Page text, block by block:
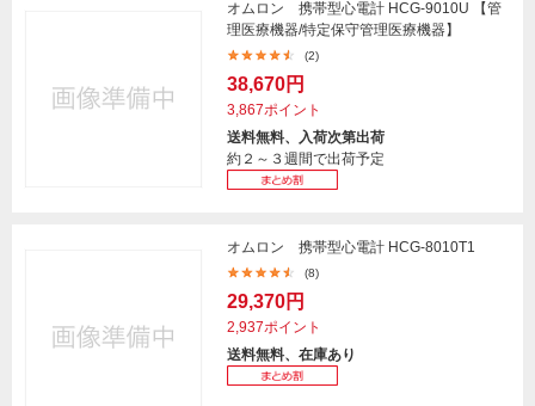
オムロン 携帯型心電計 HCG-9010U 【管
理医療機器/特定保守管理医療機器】
(2)
38,670円
3,867ポイント
送料無料、入荷次第出荷
約２～３週間で出荷予定
オムロン 携帯型心電計 HCG-8010T1
(8)
29,370円
2,937ポイント
送料無料、在庫あり